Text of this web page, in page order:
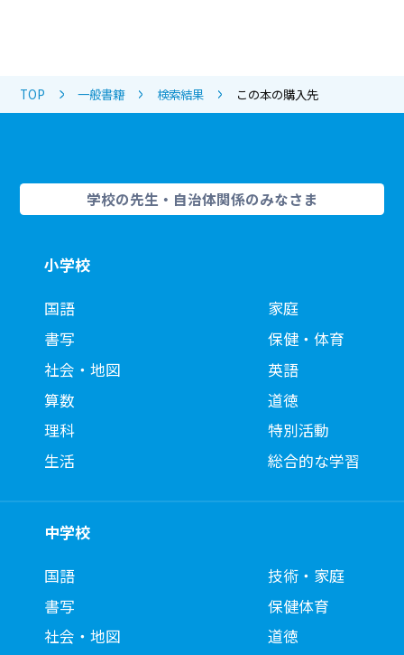
TOP 一般書籍 検索結果 この本の購入先
学校の先生・自治体関係のみなさま
小学校
国語
書写
社会・地図
算数
理科
生活
家庭
保健・体育
英語
道徳
特別活動
総合的な学習
中学校
国語
書写
社会・地図
技術・家庭
保健体育
道徳